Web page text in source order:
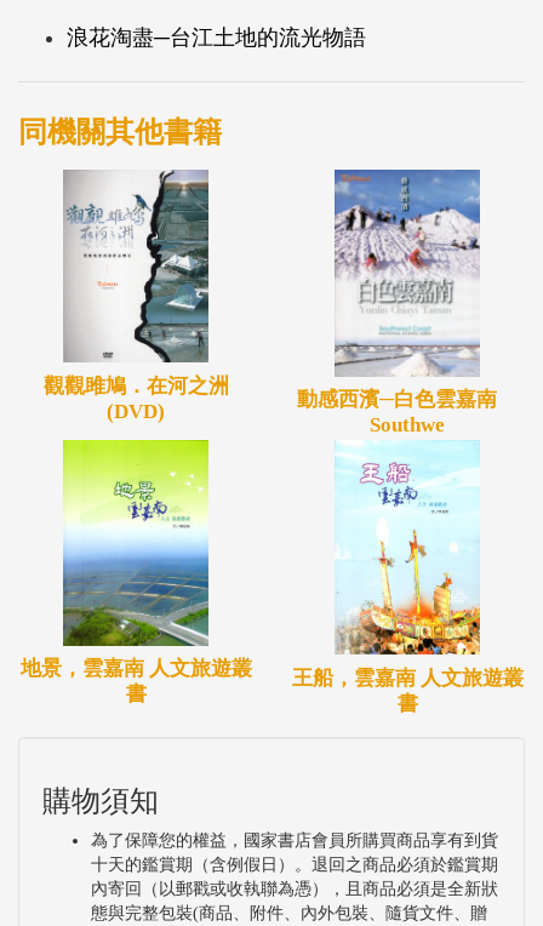
法歸類在前四類的，則以「其他」歸類之。
浪花淘盡─台江土地的流光物語
同機關其他書籍
觀觀雎鳩．在河之洲
(DVD)
動感西濱─白色雲嘉南
Southwe
地景，雲嘉南 人文旅遊叢
書
王船，雲嘉南 人文旅遊叢
書
購物須知
為了保障您的權益，國家書店會員所購買商品享有到貨
十天的鑑賞期（含例假日）。退回之商品必須於鑑賞期
內寄回（以郵戳或收執聯為憑），且商品必須是全新狀
態與完整包裝(商品、附件、內外包裝、隨貨文件、贈